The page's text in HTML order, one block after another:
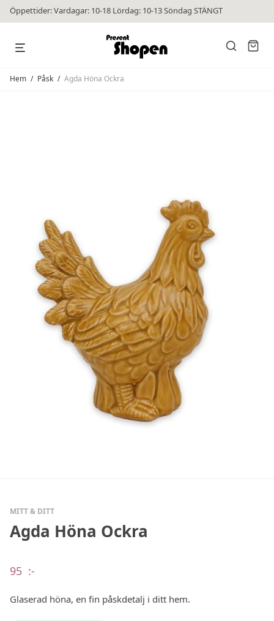
Öppettider: Vardagar: 10-18 Lördag: 10-13 Söndag STÄNGT
Hem / Påsk / Agda Höna Ockra
MITT & DITT
Agda Höna Ockra
95 :-
Glaserad höna, en fin påskdetalj i ditt hem.